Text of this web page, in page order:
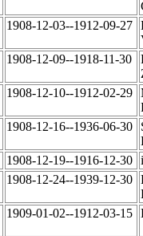
1908-12-03--1912-09-27
1908-12-09--1918-11-30
1908-12-10--1912-02-29
1908-12-16--1936-06-30
1908-12-19--1916-12-30
1908-12-24--1939-12-30
1909-01-02--1912-03-15